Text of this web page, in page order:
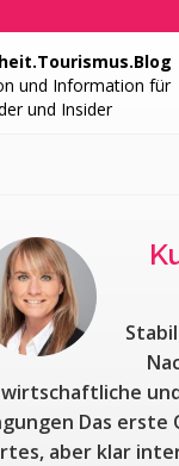
und Information für
und Insider
Das erste
aber klar